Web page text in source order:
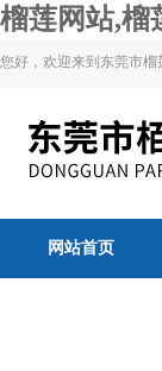
榴莲网站,榴
您好，欢迎来到东莞市
网站首页